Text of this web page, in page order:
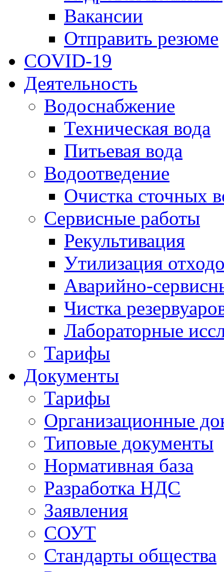
Вакансии
Отправить резюме
COVID-19
Деятельность
Водоснабжение
Техническая вода
Питьевая вода
Водоотведение
Очистка сточных
Сервисные работы
Рекультивация
Утилизация
Аварийно-
Чистка
Лабораторные
Тарифы
Документы
Тарифы
Организационные
Типовые документы
Нормативная база
Разработка НДС
Заявления
СОУТ
Стандарты общества